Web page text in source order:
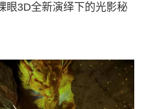
眼3D全新演绎下的光影秘